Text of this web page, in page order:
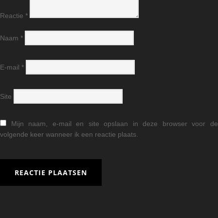
Reactie *
Naam *
E-mail *
Site
Mijn naam, e-mail en site opslaan in deze browser voor de
volgende keer wanneer ik een reactie plaats.